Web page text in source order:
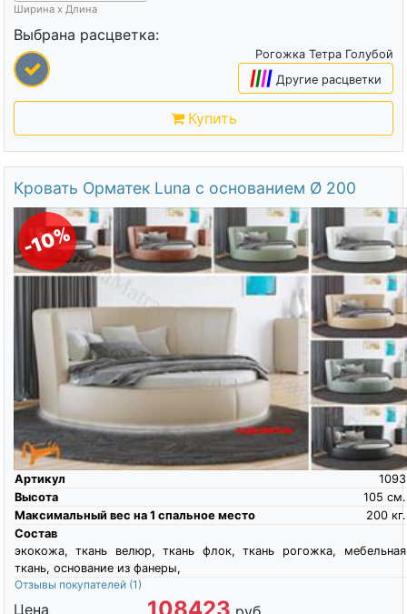
Ширина х Длина
Выбрана расцветка:
Рогожка Тетра Голубой
|||| Другие расцветки
Купить
Кровать Орматек Luna с основанием Ø 200
-10%
Артикул
1093
Высота
см.
105
Максимальный вес на 1 спальное место
кг.
200
Состав
экокожа, ткань велюр, ткань флок, ткань рогожка, мебельная
ткань, основание из фанеры,
Отзывы покупателей (1)
Цена